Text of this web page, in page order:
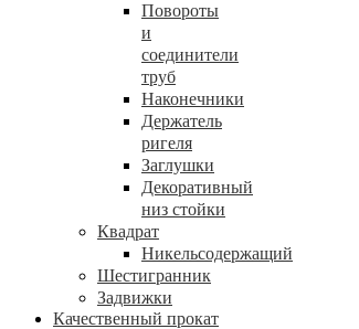
Повороты
и
соединители
труб
Наконечники
Держатель
ригеля
Заглушки
Декоративный
низ стойки
Квадрат
Никельсодержащий
Шестигранник
Задвижки
Качественный прокат